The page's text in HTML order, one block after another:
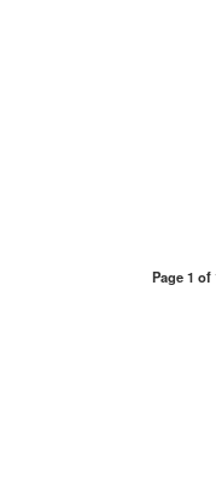
Page 1 of